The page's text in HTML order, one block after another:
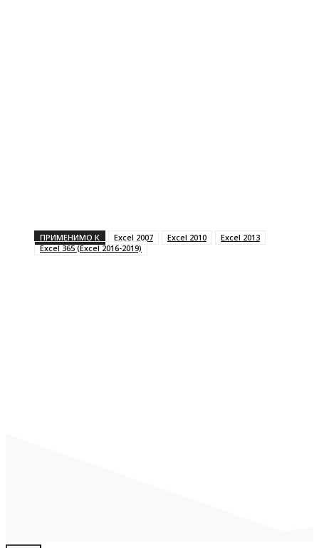
ПРИМЕНИМО К Excel 2007 Excel 2010
Excel 2013
Excel 365 (Excel 2016-2019)